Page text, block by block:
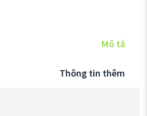
Mô tả
Thông tin thêm